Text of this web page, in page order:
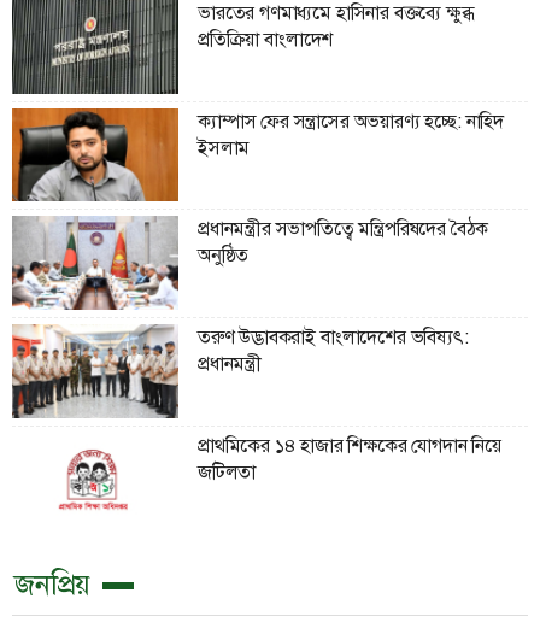
ভারতের গণমাধ্যমে হাসিনার বক্তব্যে ক্ষুব্ধ
প্রতিক্রিয়া বাংলাদেশ
ক্যাম্পাস ফের সন্ত্রাসের অভয়ারণ্য হচ্ছে: নাহিদ
ইসলাম
প্রধানমন্ত্রীর সভাপতিত্বে মন্ত্রিপরিষদের বৈঠক
অনুষ্ঠিত
তরুণ উদ্ভাবকরাই বাংলাদেশের ভবিষ্যৎ:
প্রধানমন্ত্রী
প্রাথমিকের ১৪ হাজার শিক্ষকের যোগদান নিয়ে
জটিলতা
জনপ্রিয়